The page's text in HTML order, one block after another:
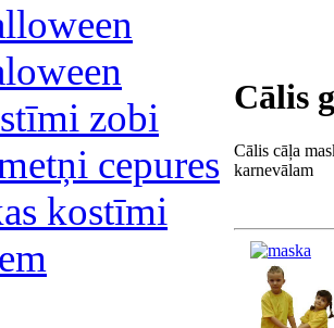
zobi
cepures
kostīmi
Cālis
Cālis cāļa
karnevālam